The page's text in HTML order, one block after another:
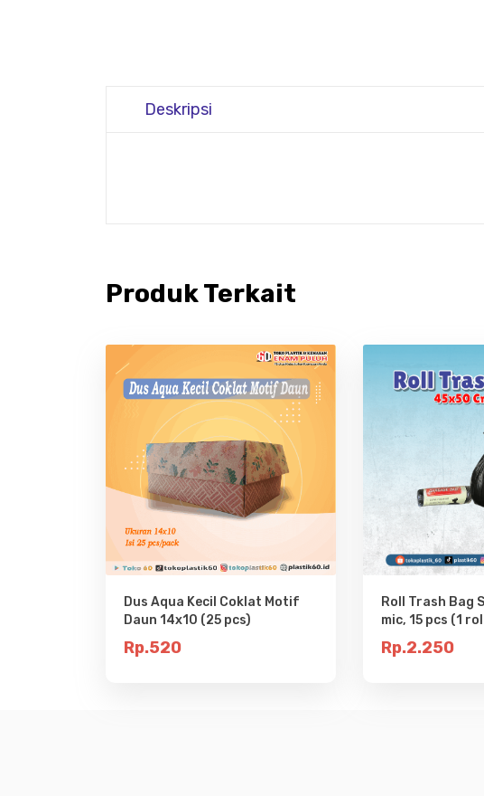
Deskripsi
Produk Terkait
Dus Aqua Kecil Coklat Motif
Daun 14x10 (25 pcs)
Rp.520
Roll Trash Bag
mic, 15 pcs (1
Rp.2.250